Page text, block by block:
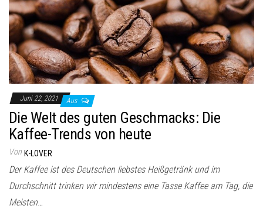
Juni 22, 2021 Aus
Die Welt des guten Geschmacks: Die
Kaffee-Trends von heute
Von K-LOVER
Der Kaffee ist des Deutschen liebstes Heißgetränk und im
Durchschnitt trinken wir mindestens eine Tasse Kaffee am Tag, die
Meisten…